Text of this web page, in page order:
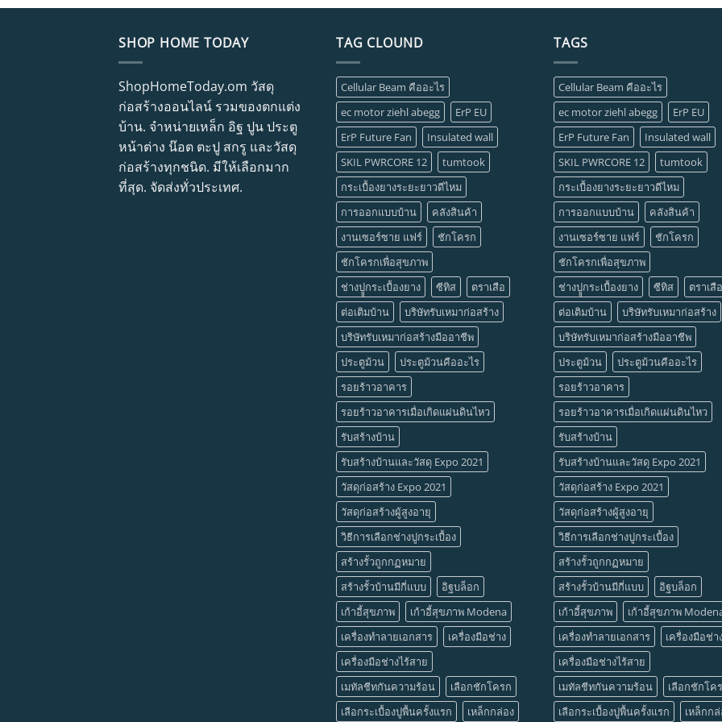
SHOP HOME TODAY
ShopHomeToday.om วัสดุ
ก่อสร้างออนไลน์ รวมของตกแต่ง
บ้าน. จำหน่ายเหล็ก อิฐ ปูน ประตู
หน้าต่าง น๊อต ตะปู สกรู และวัสดุ
ก่อสร้างทุกชนิด. มีให้เลือกมาก
ที่สุด. จัดส่งทั่วประเทศ.
TAG CLOUND
Cellular Beam คืออะไร
ec motor ziehl abegg
ErP EU
ErP Future Fan
Insulated wall
SKIL PWRCORE 12
tumtook
กระเบื้องยางระยะยาวดีไหม
การออกแบบบ้าน
คลังสินค้า
งานเซอร์ซาย แฟร์
ชักโครก
ชักโครกเพื่อสุขภาพ
ช่างปููกระเบื้องยาง
ซีทิส
ตราเสือ
ต่อเติมบ้าน
บริษัทรับเหมาก่อสร้าง
บริษัทรับเหมาก่อสร้างมืออาชีพ
ประตูม้วน
ประตูม้วนคืออะไร
รอยร้าวอาคาร
รอยร้าวอาคารเมื่อเกิดแผ่นดินไหว
รับสร้างบ้าน
รับสร้างบ้านและวัสดุ Expo 2021
วัสดุก่อสร้าง Expo 2021
วัสดุก่อสร้างผู้สูงอายุ
วิธีการเลือกช่างปูกระเบื้อง
สร้างรั้วถูกกฏหมาย
สร้างรั้วบ้านมีกี่แบบ
อิฐบล็อก
เก้าอี้สุขภาพ
เก้าอี้สุขภาพ Modena
เครื่องทำลายเอกสาร
เครื่องมือช่าง
เครื่องมือช่างไร้สาย
เมทัลชีทกันความร้อน
เลือกชักโครก
เลือกระเบื้องปูพื้นครั้งแรก
เหล็กกล่อง
TAGS
Cellular Beam คืออะไร
ec motor ziehl abegg
ErP EU
ErP Future Fan
Insulated wall
SKIL PWRCORE 12
tumtook
กระเบื้องยางระยะยาวดีไหม
การออกแบบบ้าน
คลังสินค้า
งานเซอร์ซาย แฟร์
ชักโครก
ชักโครกเพื่อสุขภาพ
ช่างปููกระเบื้องยาง
ซีทิส
ตราเสือ
ต่อเติมบ้าน
บริษัทรับเหมาก่อสร้าง
บริษัทรับเหมาก่อสร้างมืออาชีพ
ประตูม้วน
ประตูม้วนคืออะไร
รอยร้าวอาคาร
รอยร้าวอาคารเมื่อเกิดแผ่นดินไหว
รับสร้างบ้าน
รับสร้างบ้านและวัสดุ Expo 2021
วัสดุก่อสร้าง Expo 2021
วัสดุก่อสร้างผู้สูงอายุ
วิธีการเลือกช่างปูกระเบื้อง
สร้างรั้วถูกกฏหมาย
สร้างรั้วบ้านมีกี่แบบ
อิฐบล็อก
เก้าอี้สุขภาพ
เก้าอี้สุขภาพ
เครื่องทำลายเอกสาร
เครื่องมือช่า
เครื่องมือช่างไร้สาย
เมทัลชีทกันความร้อน
เลือกชักโค
เลือกระเบื้องปูพื้นครั้งแรก
เหล็กก